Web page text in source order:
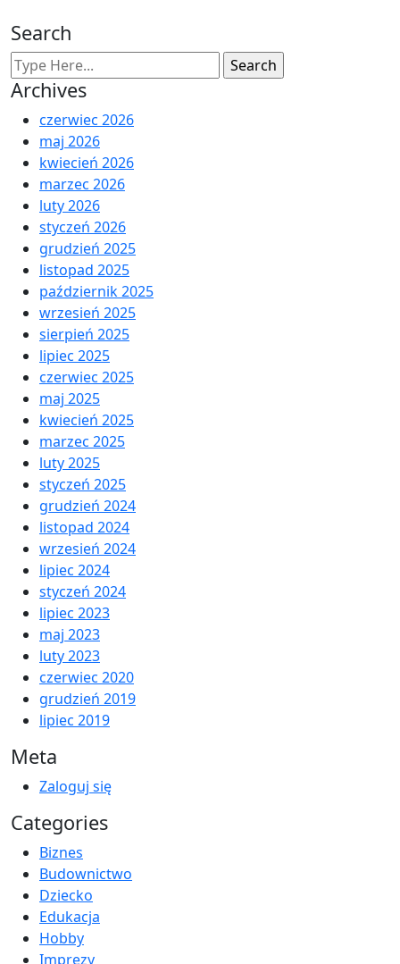
Search
Archives
czerwiec 2026
maj 2026
kwiecień 2026
marzec 2026
luty 2026
styczeń 2026
grudzień 2025
listopad 2025
październik 2025
wrzesień 2025
sierpień 2025
lipiec 2025
czerwiec 2025
maj 2025
kwiecień 2025
marzec 2025
luty 2025
styczeń 2025
grudzień 2024
listopad 2024
wrzesień 2024
lipiec 2024
styczeń 2024
lipiec 2023
maj 2023
luty 2023
czerwiec 2020
grudzień 2019
lipiec 2019
Meta
Zaloguj się
Categories
Biznes
Budownictwo
Dziecko
Edukacja
Hobby
Imprezy